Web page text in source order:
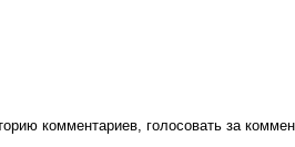
комментариев, голосовать за